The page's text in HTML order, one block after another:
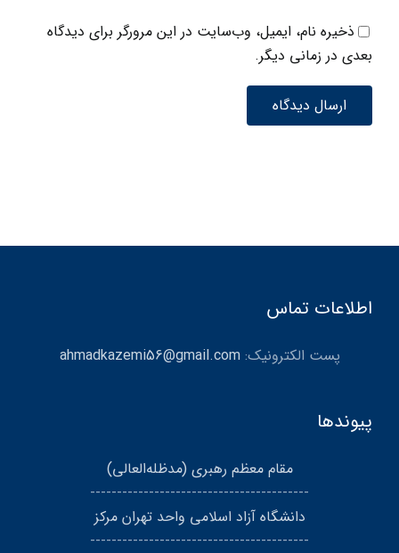
ذخیره نام، ایمیل، وب‌سایت در این مرورگر برای دیدگاه
بعدی در زمانی دیگر.
اطلاعات تماس
پست الکترونیک:ahmadkazemi56@gmail.com
پیوندها
مقام معظم رهبری (مد‌ظله‌العالی)
-----------------------------------------
دانشگاه آزاد اسلامی واحد تهران مرکز
-----------------------------------------